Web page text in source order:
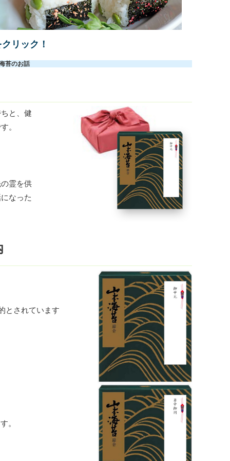
リック！
苔のお話
と、健
。
霊を供
なった
とされています
。